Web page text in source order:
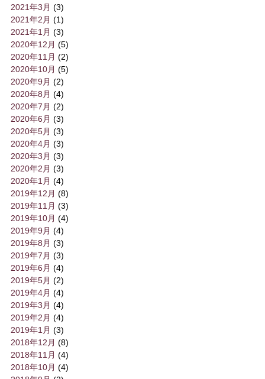
2021年3月 (3)
2021年2月 (1)
2021年1月 (3)
2020年12月 (5)
2020年11月 (2)
2020年10月 (5)
2020年9月 (2)
2020年8月 (4)
2020年7月 (2)
2020年6月 (3)
2020年5月 (3)
2020年4月 (3)
2020年3月 (3)
2020年2月 (3)
2020年1月 (4)
2019年12月 (8)
2019年11月 (3)
2019年10月 (4)
2019年9月 (4)
2019年8月 (3)
2019年7月 (3)
2019年6月 (4)
2019年5月 (2)
2019年4月 (4)
2019年3月 (4)
2019年2月 (4)
2019年1月 (3)
2018年12月 (8)
2018年11月 (4)
2018年10月 (4)